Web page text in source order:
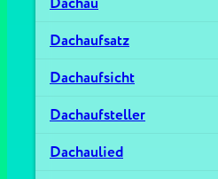
Dachaufsatz
Dachaufsicht
Dachaufsteller
Dachaulied